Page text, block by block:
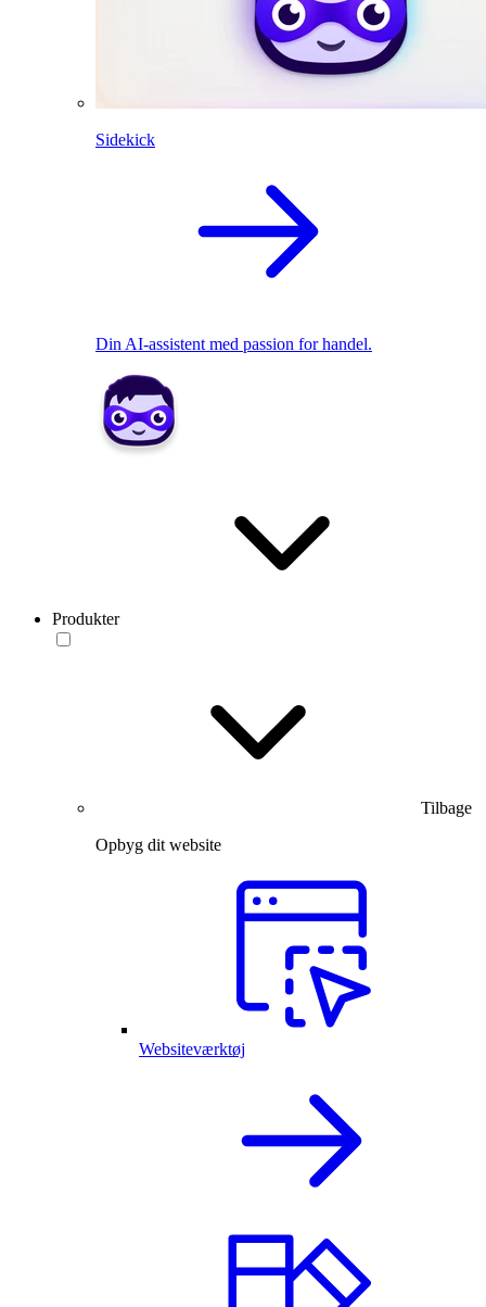
Sidekick
Din AI-assistent med passion for handel.
Produkter
Tilbage
Opbyg dit website
Websiteværktøj